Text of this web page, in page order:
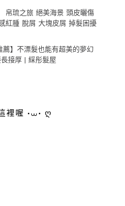
帛琉之旅 絕美海景 頭皮曬傷
紅腫 脫屑 大塊皮屑 掉髮困擾
薦】不漂髮也能有超美的夢幻
接厚 | 綵彤髮屋
裡喔 •⩊• ღ